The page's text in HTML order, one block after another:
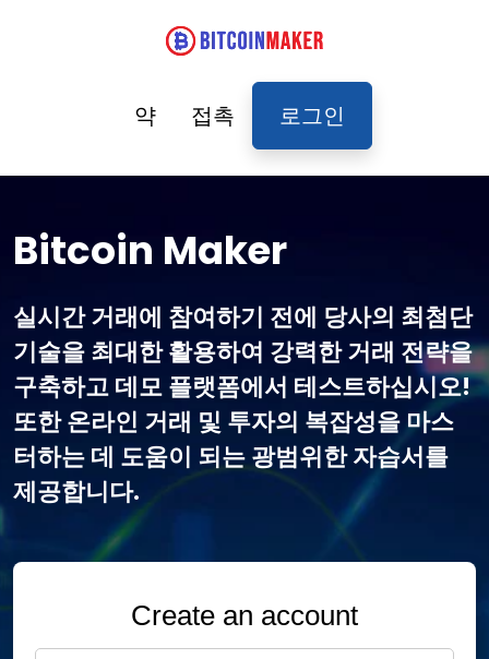
약 접촉 로그인
Bitcoin Maker
실시간 거래에 참여하기 전에 당사의 최첨단
기술을 최대한 활용하여 강력한 거래 전략을
구축하고 데모 플랫폼에서 테스트하십시오!
또한 온라인 거래 및 투자의 복잡성을 마스
터하는 데 도움이 되는 광범위한 자습서를
제공합니다.